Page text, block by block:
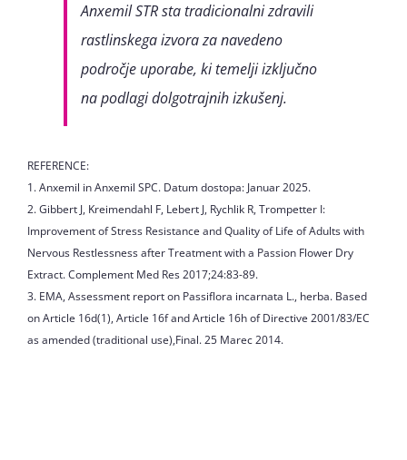
Anxemil STR sta tradicionalni zdravili
rastlinskega izvora za navedeno
področje uporabe, ki temelji izključno
na podlagi dolgotrajnih izkušenj.
REFERENCE:
1. Anxemil in Anxemil SPC. Datum dostopa: Januar 2025.
2. Gibbert J, Kreimendahl F, Lebert J, Rychlik R, Trompetter I:
Improvement of Stress Resistance and Quality of Life of Adults with
Nervous Restlessness after Treatment with a Passion Flower Dry
Extract. Complement Med Res 2017;24:83-89.
3. EMA, Assessment report on Passiflora incarnata L., herba. Based
on Article 16d(1), Article 16f and Article 16h of Directive 2001/83/EC
as amended (traditional use),Final. 25 Marec 2014.